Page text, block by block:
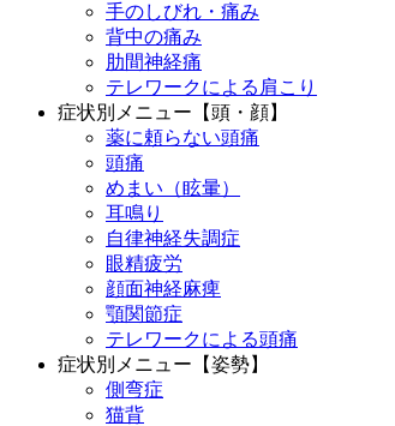
手のしびれ・痛み
背中の痛み
肋間神経痛
テレワークによる肩こり
症状別メニュー【頭・顔】
薬に頼らない頭痛
頭痛
めまい（眩暈）
耳鳴り
自律神経失調症
眼精疲労
顔面神経麻痺
顎関節症
テレワークによる頭痛
症状別メニュー【姿勢】
側弯症
猫背